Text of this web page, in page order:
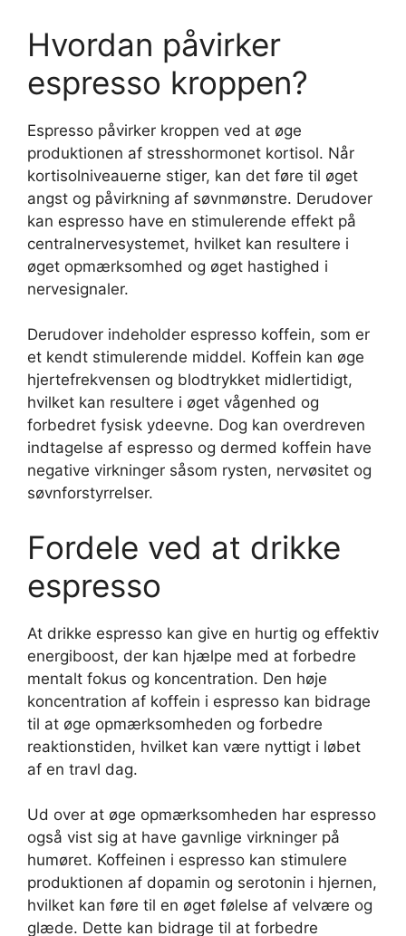
Hvordan påvirker
espresso kroppen?
Espresso påvirker kroppen ved at øge
produktionen af stresshormonet kortisol. Når
kortisolniveauerne stiger, kan det føre til øget
angst og påvirkning af søvnmønstre. Derudover
kan espresso have en stimulerende effekt på
centralnervesystemet, hvilket kan resultere i
øget opmærksomhed og øget hastighed i
nervesignaler.
Derudover indeholder espresso koffein, som er
et kendt stimulerende middel. Koffein kan øge
hjertefrekvensen og blodtrykket midlertidigt,
hvilket kan resultere i øget vågenhed og
forbedret fysisk ydeevne. Dog kan overdreven
indtagelse af espresso og dermed koffein have
negative virkninger såsom rysten, nervøsitet og
søvnforstyrrelser.
Fordele ved at drikke
espresso
At drikke espresso kan give en hurtig og effektiv
energiboost, der kan hjælpe med at forbedre
mentalt fokus og koncentration. Den høje
koncentration af koffein i espresso kan bidrage
til at øge opmærksomheden og forbedre
reaktionstiden, hvilket kan være nyttigt i løbet
af en travl dag.
Ud over at øge opmærksomheden har espresso
også vist sig at have gavnlige virkninger på
humøret. Koffeinen i espresso kan stimulere
produktionen af dopamin og serotonin i hjernen,
hvilket kan føre til en øget følelse af velvære og
glæde. Dette kan bidrage til at forbedre